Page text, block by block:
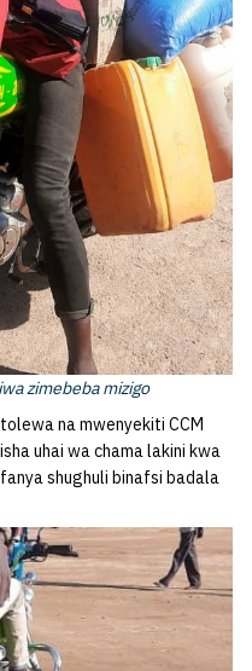
zimebeba mizigo
na mwenyekiti CCM
uhai wa chama lakini kwa
shughuli binafsi badala